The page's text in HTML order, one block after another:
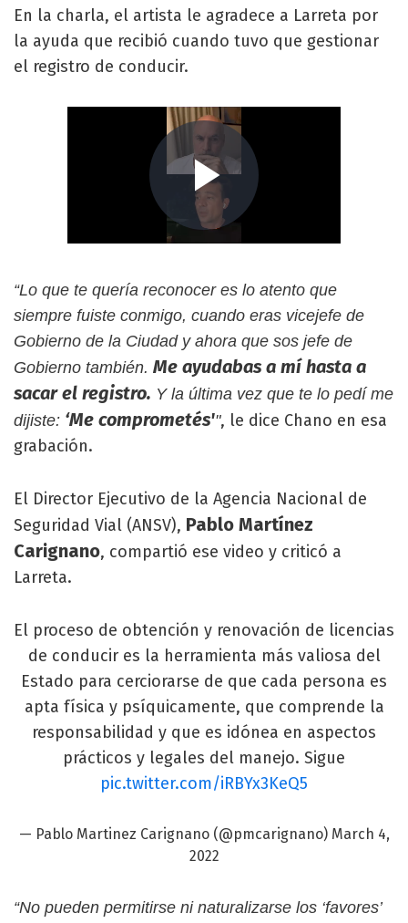
En la charla, el artista le agradece a Larreta por
la ayuda que recibió cuando tuvo que gestionar
el registro de conducir.
“Lo que te quería reconocer es lo atento que
siempre fuiste conmigo, cuando eras vicejefe de
Gobierno de la Ciudad y ahora que sos jefe de
Gobierno también. Me ayudabas a mí hasta a
sacar el registro. Y la última vez que te lo pedí me
dijiste: ‘Me comprometés'", le dice Chano en esa
grabación.
El Director Ejecutivo de la Agencia Nacional de
Seguridad Vial (ANSV), Pablo Martínez
Carignano, compartió ese video y criticó a
Larreta.
El proceso de obtención y renovación de licencias
de conducir es la herramienta más valiosa del
Estado para cerciorarse de que cada persona es
apta física y psíquicamente, que comprende la
responsabilidad y que es idónea en aspectos
prácticos y legales del manejo. Sigue
pic.twitter.com/iRBYx3KeQ5
— Pablo Martinez Carignano (@pmcarignano) March 4,
2022
“No pueden permitirse ni naturalizarse los ‘favores’